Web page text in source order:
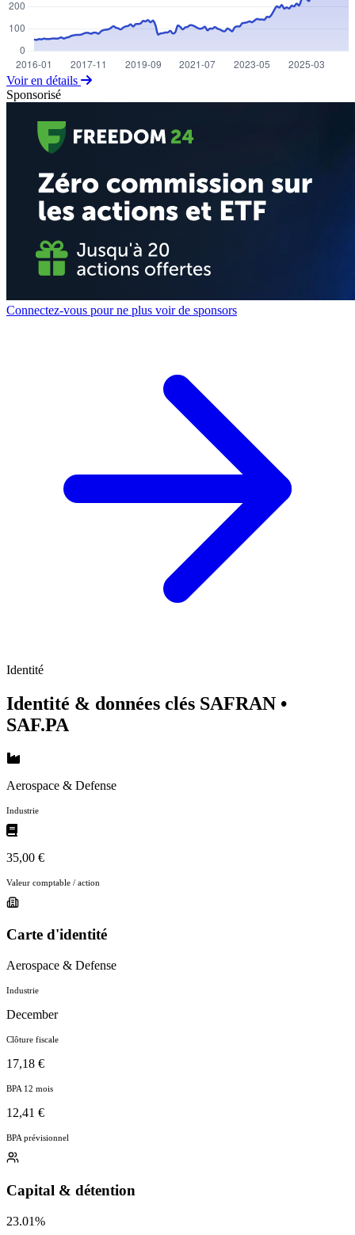
Voir en détails
Sponsorisé
Connectez-vous pour ne plus voir de sponsors
Identité
Identité & données clés SAFRAN •
SAF.PA
Aerospace & Defense
Industrie
35,00 €
Valeur comptable / action
Carte d'identité
Aerospace & Defense
Industrie
December
Clôture fiscale
17,18 €
BPA 12 mois
12,41 €
BPA prévisionnel
Capital & détention
23.01%